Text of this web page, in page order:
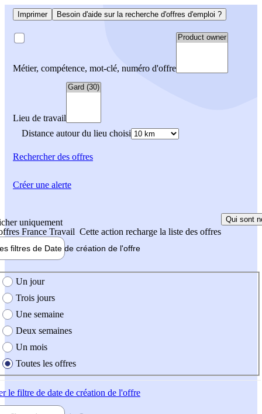
Imprimer Besoin d'aide sur la recherche d'offres d'emploi ?
Métier, compétence, mot-clé, numéro d'offre
Lieu de travail
Distance autour du lieu choisi
Rechercherdes offres
uniquement
France Travail Cette action recharge la liste des offres
Qui sont
filtres de Date de création de l'offre
création de l'offre
Un jour
Trois jours
Une semaine
Deux semaines
Un mois
Toutes les offres
le filtre de date de création de l'offre
Créer une alerte